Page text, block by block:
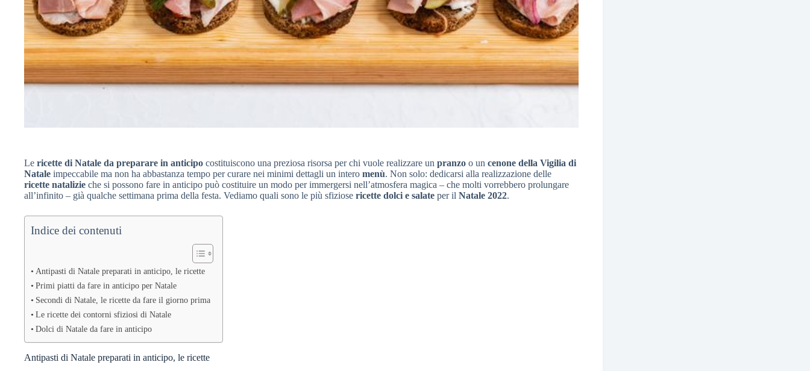
Le ricette di Natale da preparare in anticipo costituiscono una preziosa risorsa per chi vuole realizzare un pranzo o un cenone della Vigilia di
Natale impeccabile ma non ha abbastanza tempo per curare nei minimi dettagli un intero menù. Non solo: dedicarsi alla realizzazione delle
ricette natalizie che si possono fare in anticipo può costituire un modo per immergersi nell’atmosfera magica – che molti vorrebbero prolungare
all’infinito – già qualche settimana prima della festa. Vediamo quali sono le più sfiziose ricette dolci e salate per il Natale 2022.
Indice dei contenuti
Antipasti di Natale preparati in anticipo, le ricette
Primi piatti da fare in anticipo per Natale
Secondi di Natale, le ricette da fare il giorno prima
Le ricette dei contorni sfiziosi di Natale
Dolci di Natale da fare in anticipo
Antipasti di Natale preparati in anticipo, le ricette